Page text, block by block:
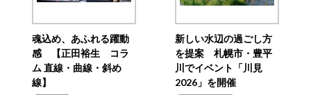
魂込め、あふれる躍動
感 【正田裕生 コラ
ム 直線・曲線・斜め
線】
新しい水辺の過ごし方
を提案 札幌市・豊平
川でイベント「川見
2026」を開催